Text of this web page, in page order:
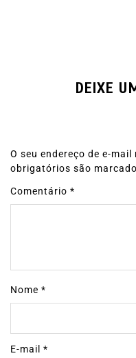
DEIXE
O seu endereço de e-
obrigatórios são
Comentário *
Nome *
E-mail *